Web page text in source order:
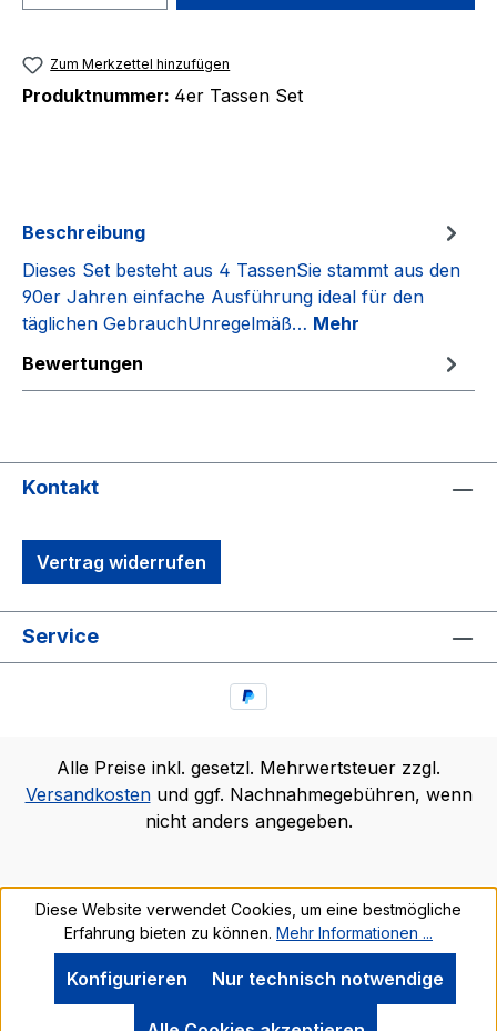
Zum Merkzettel hinzufügen
Produktnummer: 4er Tassen Set
Beschreibung
Dieses Set besteht aus 4 TassenSie stammt aus den
90er Jahren einfache Ausführung ideal für den
täglichen GebrauchUnregelmäß… Mehr
Bewertungen
Kontakt
Vertrag widerrufen
Service
Alle Preise inkl. gesetzl. Mehrwertsteuer zzgl.
Versandkostenund ggf. Nachnahmegebühren, wenn
nicht anders angegeben.
Diese Website verwendet Cookies, um eine bestmögliche
Erfahrung bieten zu können. Mehr Informationen ...
Nur technisch notwendige
Konfigurieren